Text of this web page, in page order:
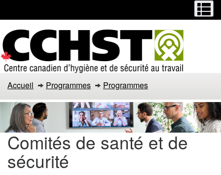
contenu
principal
la
version
HTML
simplifiée
Accueil Programmes Programmes
Comités de santé et de
sécurité